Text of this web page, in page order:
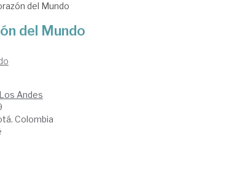
del Mundo
del Mundo
Andes
Colombia